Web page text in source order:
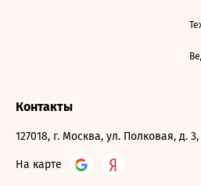
Контакты
127018, г. Москва, ул. Полковая, д. 3,
На карте